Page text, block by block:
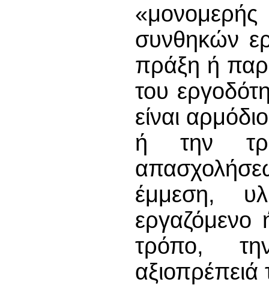
συνθηκών
πράξη ή
του
είναι
ή την
έμμεση,
εργαζόμενο
τρόπο,
αξιοπρέπειά